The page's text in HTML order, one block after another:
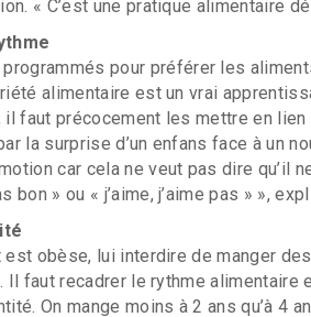
« C’est une pratique alimentaire
pour préférer les
alimentaire est un vrai
il faut précocement les mettre en
la surprise d’un enfans face à un
car cela ne veut pas dire qu’il
bon » ou « j’aime, j’aime pas » »,
est obèse, lui interdire de manger
Il faut recadrer le rythme alimentaire
On mange moins à 2 ans qu’à 4